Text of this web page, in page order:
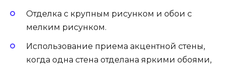
Отделка с крупным рисунком и обои с
мелким рисунком.
Использование приема акцентной стены,
когда одна стена отделана яркими обоями,